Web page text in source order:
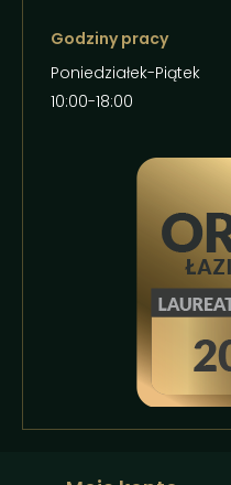
Godziny pracy
Poniedziałek-Piątek
10:00-18:00